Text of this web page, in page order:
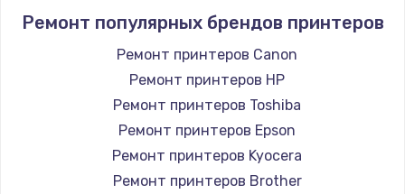
Ремонт популярных брендов принтеров
Ремонт принтеров Canon
Ремонт принтеров HP
Ремонт принтеров Toshiba
Ремонт принтеров Epson
Ремонт принтеров Kyocera
Ремонт принтеров Brother